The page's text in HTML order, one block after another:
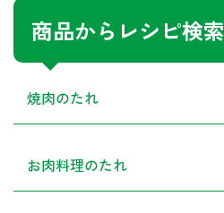
商品からレシピ検索
焼肉のたれ
お肉料理のたれ